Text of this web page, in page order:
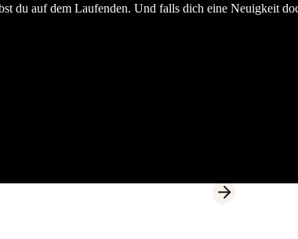
du auf dem Laufenden. Und falls dich eine Neuigkeit